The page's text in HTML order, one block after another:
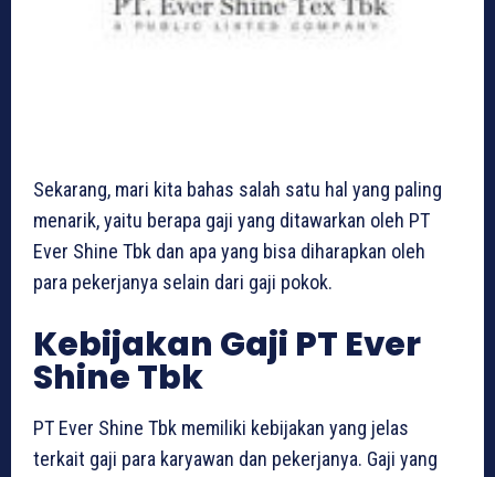
Sekarang, mari kita bahas salah satu hal yang paling
menarik, yaitu berapa gaji yang ditawarkan oleh PT
Ever Shine Tbk dan apa yang bisa diharapkan oleh
para pekerjanya selain dari gaji pokok.
Kebijakan Gaji PT Ever
Shine Tbk
PT Ever Shine Tbk memiliki kebijakan yang jelas
terkait gaji para karyawan dan pekerjanya. Gaji yang